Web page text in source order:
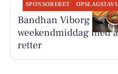
SPONSORERET
Bandhan Viborg
weekendmiddag med
retter